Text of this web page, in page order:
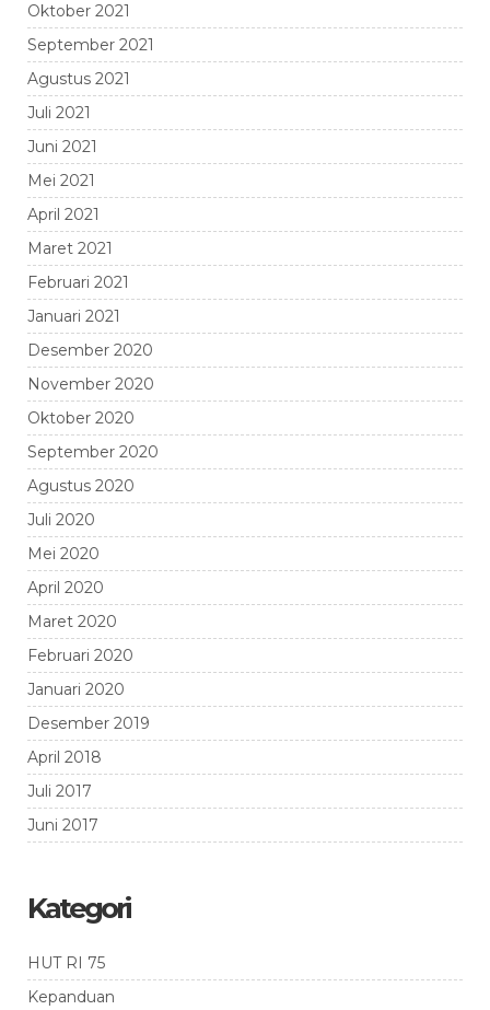
Oktober 2021
September 2021
Agustus 2021
Juli 2021
Juni 2021
Mei 2021
April 2021
Maret 2021
Februari 2021
Januari 2021
Desember 2020
November 2020
Oktober 2020
September 2020
Agustus 2020
Juli 2020
Mei 2020
April 2020
Maret 2020
Februari 2020
Januari 2020
Desember 2019
April 2018
Juli 2017
Juni 2017
Kategori
HUT RI 75
Kepanduan